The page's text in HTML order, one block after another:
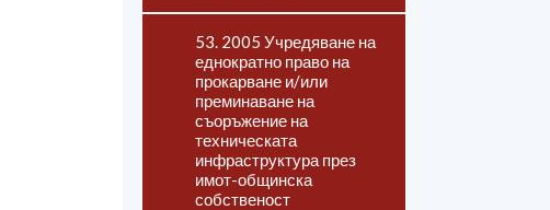
53. 2005 Учредяване на
еднократно право на
прокарване и/или
преминаване на
съоръжение на
техническата
инфраструктура през
имот-общинска
собственост